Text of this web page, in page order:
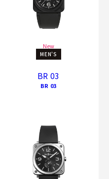
New
MEN'S
BR 03
BR 03